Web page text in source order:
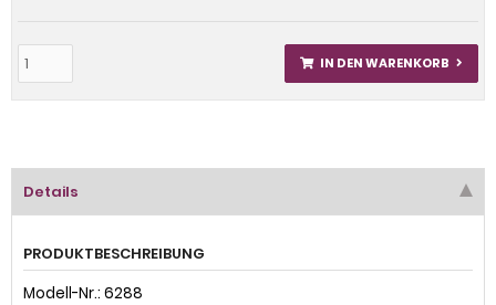
IN DEN WARENKORB
Details
PRODUKTBESCHREIBUNG
Modell-Nr.: 6288